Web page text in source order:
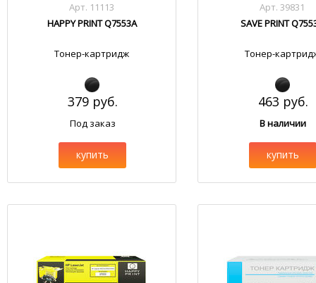
Арт. 11113
HAPPY PRINT Q7553A
Тонер-картридж
379 руб.
Под заказ
купить
Арт. 39831
SAVE PRINT
Тонер-
463 руб.
В наличии
купить